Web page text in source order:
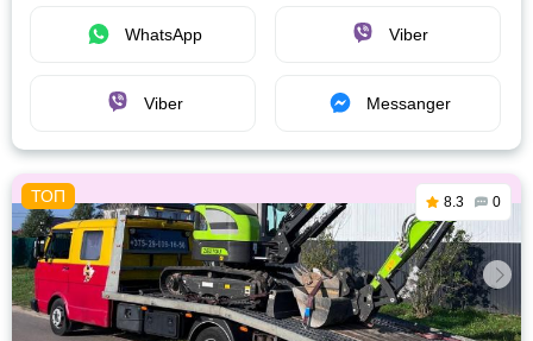
WhatsApp Viber
Viber Messanger
8.3 0